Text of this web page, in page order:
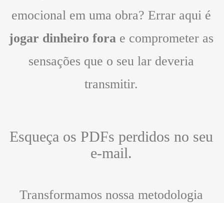
emocional em uma obra? Errar aqui é
jogar dinheiro fora e comprometer as
sensações que o seu lar deveria
transmitir.
Esqueça os PDFs perdidos no seu
e-mail.
Transformamos nossa metodologia